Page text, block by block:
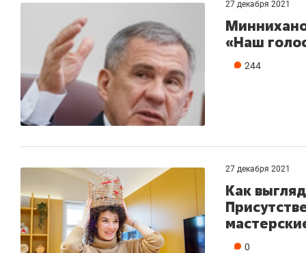
27 декабря 2021
«Наш
244
27 декабря 2021
Как
0